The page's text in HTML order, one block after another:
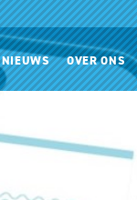
NIEUWS OVER ONS